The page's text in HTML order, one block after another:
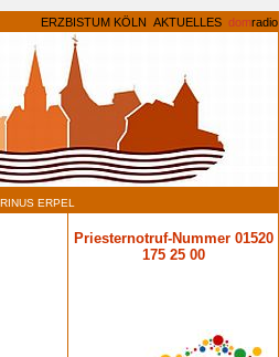
ERZBISTUM KÖLN AKTUELLES domradio
ERPEL
Priesternotruf-Nummer 01520
175 25 00